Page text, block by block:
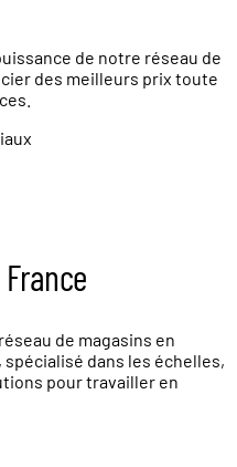
de notre réseau de
des meilleurs prix toute
de magasins en
dans les échelles,
pour travailler en